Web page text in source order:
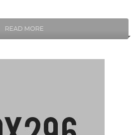
READ MORE